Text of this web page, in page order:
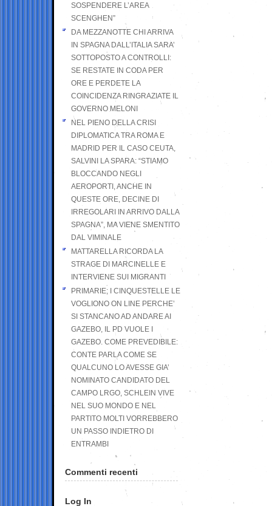
SOSPENDERE L’AREA
SCENGHEN”
DA MEZZANOTTE CHI ARRIVA
IN SPAGNA DALL’ITALIA SARA’
SOTTOPOSTO A CONTROLLI:
SE RESTATE IN CODA PER
ORE E PERDETE LA
COINCIDENZA RINGRAZIATE IL
GOVERNO MELONI
NEL PIENO DELLA CRISI
DIPLOMATICA TRA ROMA E
MADRID PER IL CASO CEUTA,
SALVINI LA SPARA: “STIAMO
BLOCCANDO NEGLI
AEROPORTI, ANCHE IN
QUESTE ORE, DECINE DI
IRREGOLARI IN ARRIVO DALLA
SPAGNA”, MA VIENE SMENTITO
DAL VIMINALE
MATTARELLA RICORDA LA
STRAGE DI MARCINELLE E
INTERVIENE SUI MIGRANTI
PRIMARIE; I CINQUESTELLE LE
VOGLIONO ON LINE PERCHE’
SI STANCANO AD ANDARE AI
GAZEBO, IL PD VUOLE I
GAZEBO. COME PREVEDIBILE:
CONTE PARLA COME SE
QUALCUNO LO AVESSE GIA’
NOMINATO CANDIDATO DEL
CAMPO LRGO, SCHLEIN VIVE
NEL SUO MONDO E NEL
PARTITO MOLTI VORREBBERO
UN PASSO INDIETRO DI
ENTRAMBI
Commenti recenti
Log In